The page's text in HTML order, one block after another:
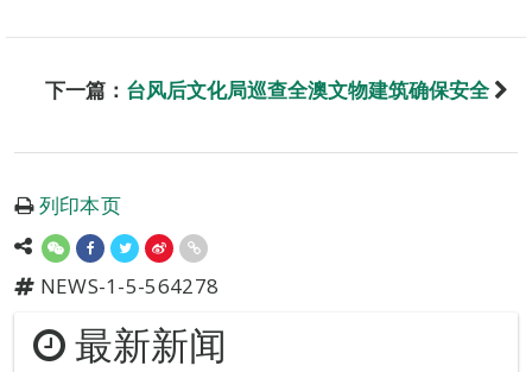
下一篇： 台风后文化局巡查全澳文物建筑确保安全
列印本页
NEWS-1-5-564278
最新新闻